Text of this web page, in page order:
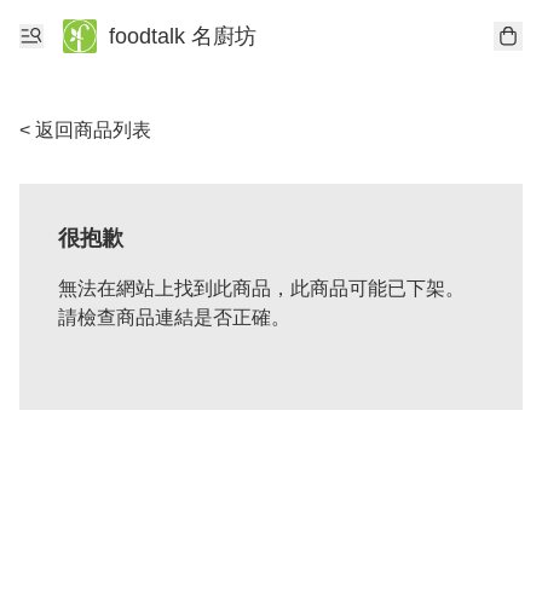
foodtalk 名廚坊
< 返回商品列表
很抱歉
無法在網站上找到此商品，此商品可能已下架。
請檢查商品連結是否正確。